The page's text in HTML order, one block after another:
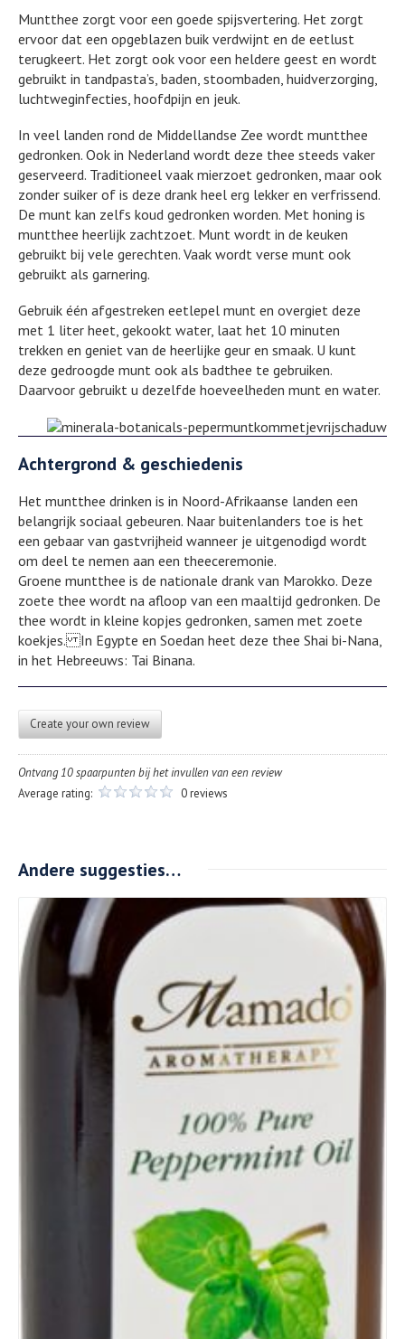
Muntthee zorgt voor een goede spijsvertering. Het zorgt
ervoor dat een opgeblazen buik verdwijnt en de eetlust
terugkeert. Het zorgt ook voor een heldere geest en wordt
gebruikt in tandpasta’s, baden, stoombaden, huidverzorging,
luchtweginfecties, hoofdpijn en jeuk.
In veel landen rond de Middellandse Zee wordt muntthee
gedronken. Ook in Nederland wordt deze thee steeds vaker
geserveerd. Traditioneel vaak mierzoet gedronken, maar ook
zonder suiker of is deze drank heel erg lekker en verfrissend.
De munt kan zelfs koud gedronken worden. Met honing is
muntthee heerlijk zachtzoet. Munt wordt in de keuken
gebruikt bij vele gerechten. Vaak wordt verse munt ook
gebruikt als garnering.
Gebruik één afgestreken eetlepel munt en overgiet deze
met 1 liter heet, gekookt water, laat het 10 minuten
trekken en geniet van de heerlijke geur en smaak. U kunt
deze gedroogde munt ook als badthee te gebruiken.
Daarvoor gebruikt u dezelfde hoeveelheden munt en water.
Achtergrond & geschiedenis
Het muntthee drinken is in Noord-Afrikaanse landen een
belangrijk sociaal gebeuren. Naar buitenlanders toe is het
een gebaar van gastvrijheid wanneer je uitgenodigd wordt
om deel te nemen aan een theeceremonie.
Groene muntthee is de nationale drank van Marokko. Deze
zoete thee wordt na afloop van een maaltijd gedronken. De
thee wordt in kleine kopjes gedronken, samen met zoete
koekjes. In Egypte en Soedan heet deze thee Shai bi-Nana,
in het Hebreeuws: Tai Binana.
Create your own review
Ontvang 10 spaarpunten bij het invullen van een review
Average rating:
0 reviews
Andere suggesties…